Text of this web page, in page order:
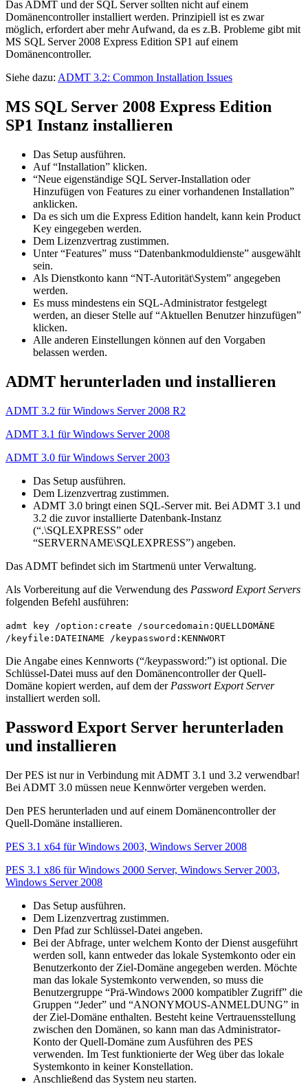
Das ADMT und der SQL Server sollten nicht auf einem
Domänencontroller installiert werden. Prinzipiell ist es zwar
möglich, erfordert aber mehr Aufwand, da es z.B. Probleme gibt mit
MS SQL Server 2008 Express Edition SP1 auf einem
Domänencontroller.
Siehe dazu: ADMT 3.2: Common Installation Issues
MS SQL Server 2008 Express Edition
SP1 Instanz installieren
Das Setup ausführen.
Auf “Installation” klicken.
“Neue eigenständige SQL Server-Installation oder
Hinzufügen von Features zu einer vorhandenen Installation”
anklicken.
Da es sich um die Express Edition handelt, kann kein Product
Key eingegeben werden.
Dem Lizenzvertrag zustimmen.
Unter “Features” muss “Datenbankmoduldienste” ausgewählt
sein.
Als Dienstkonto kann “NT-Autorität\System” angegeben
werden.
Es muss mindestens ein SQL-Administrator festgelegt
werden, an dieser Stelle auf “Aktuellen Benutzer hinzufügen”
klicken.
Alle anderen Einstellungen können auf den Vorgaben
belassen werden.
ADMT herunterladen und installieren
ADMT 3.2 für Windows Server 2008 R2
ADMT 3.1 für Windows Server 2008
ADMT 3.0 für Windows Server 2003
Das Setup ausführen.
Dem Lizenzvertrag zustimmen.
ADMT 3.0 bringt einen SQL-Server mit. Bei ADMT 3.1 und
3.2 die zuvor installierte Datenbank-Instanz
(“.\SQLEXPRESS” oder
“SERVERNAME\SQLEXPRESS”) angeben.
Das ADMT befindet sich im Startmenü unter Verwaltung.
Als Vorbereitung auf die Verwendung des Password Export Servers
folgenden Befehl ausführen:
admt key /option:create /sourcedomain:QUELLDOMÄNE
/keyfile:DATEINAME /keypassword:KENNWORT
Die Angabe eines Kennworts (“/keypassword:”) ist optional. Die
Schlüssel-Datei muss auf den Domänencontroller der Quell-
Domäne kopiert werden, auf dem der Passwort Export Server
installiert werden soll.
Password Export Server herunterladen
und installieren
Der PES ist nur in Verbindung mit ADMT 3.1 und 3.2 verwendbar!
Bei ADMT 3.0 müssen neue Kennwörter vergeben werden.
Den PES herunterladen und auf einem Domänencontroller der
Quell-Domäne installieren.
PES 3.1 x64 für Windows 2003, Windows Server 2008
PES 3.1 x86 für Windows 2000 Server, Windows Server 2003,
Windows Server 2008
Das Setup ausführen.
Dem Lizenzvertrag zustimmen.
Den Pfad zur Schlüssel-Datei angeben.
Bei der Abfrage, unter welchem Konto der Dienst ausgeführt
werden soll, kann entweder das lokale Systemkonto oder ein
Benutzerkonto der Ziel-Domäne angegeben werden. Möchte
man das lokale Systemkonto verwenden, so muss die
Benutzergruppe “Prä-Windows 2000 kompatibler Zugriff” die
Gruppen “Jeder” und “ANONYMOUS-ANMELDUNG” in
der Ziel-Domäne enthalten. Besteht keine Vertrauensstellung
zwischen den Domänen, so kann man das Administrator-
Konto der Quell-Domäne zum Ausführen des PES
verwenden. Im Test funktionierte der Weg über das lokale
Systemkonto in keiner Konstellation.
Anschließend das System neu starten.